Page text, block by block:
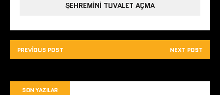
ŞEHREMINI TUVALET AÇMA
PREVIOUS POST NEXT POST
SON YAZILAR